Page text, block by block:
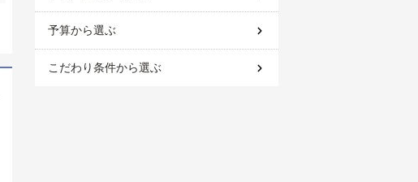
予算から選ぶ
こだわり条件から選ぶ